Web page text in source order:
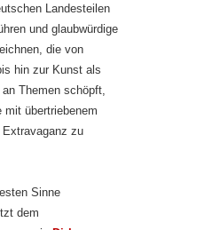
Landesteilen
und glaubwürdige
die von
hin zur Kunst als
Themen schöpft,
mit übertriebenem
zu
Sinne
dem